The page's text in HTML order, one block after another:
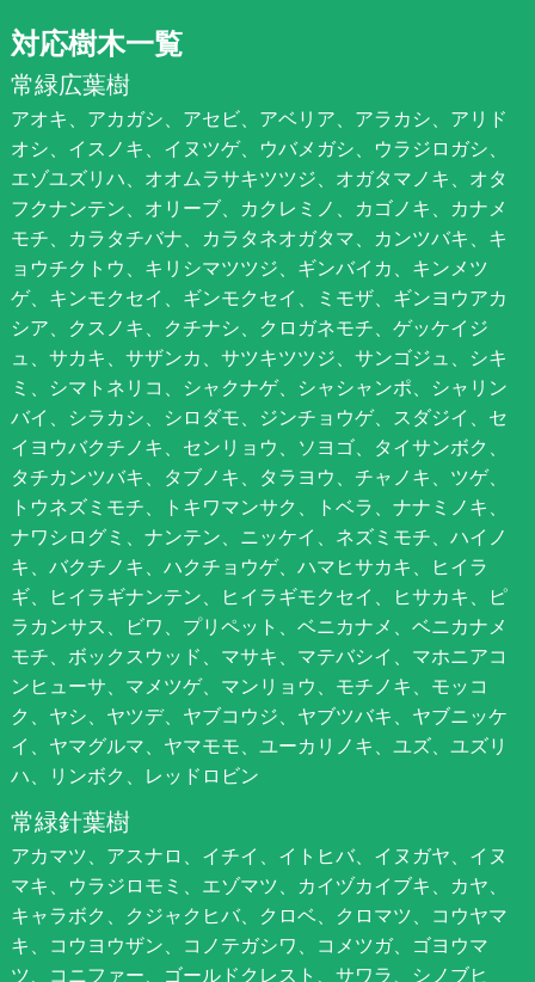
対応樹木一覧
常緑広葉樹
アオキ、アカガシ、アセビ、アベリア、アラカシ、アリド
オシ、イスノキ、イヌツゲ、ウバメガシ、ウラジロガシ、
エゾユズリハ、オオムラサキツツジ、オガタマノキ、オタ
フクナンテン、オリーブ、カクレミノ、カゴノキ、カナメ
モチ、カラタチバナ、カラタネオガタマ、カンツバキ、キ
ョウチクトウ、キリシマツツジ、ギンバイカ、キンメツ
ゲ、キンモクセイ、ギンモクセイ、ミモザ、ギンヨウアカ
シア、クスノキ、クチナシ、クロガネモチ、ゲッケイジ
ュ、サカキ、サザンカ、サツキツツジ、サンゴジュ、シキ
ミ、シマトネリコ、シャクナゲ、シャシャンポ、シャリン
バイ、シラカシ、シロダモ、ジンチョウゲ、スダジイ、セ
イヨウバクチノキ、センリョウ、ソヨゴ、タイサンボク、
タチカンツバキ、タブノキ、タラヨウ、チャノキ、ツゲ、
トウネズミモチ、トキワマンサク、トベラ、ナナミノキ、
ナワシログミ、ナンテン、ニッケイ、ネズミモチ、ハイノ
キ、バクチノキ、ハクチョウゲ、ハマヒサカキ、ヒイラ
ギ、ヒイラギナンテン、ヒイラギモクセイ、ヒサカキ、ピ
ラカンサス、ビワ、プリペット、ベニカナメ、ベニカナメ
モチ、ボックスウッド、マサキ、マテバシイ、マホニアコ
ンヒューサ、マメツゲ、マンリョウ、モチノキ、モッコ
ク、ヤシ、ヤツデ、ヤブコウジ、ヤブツバキ、ヤブニッケ
イ、ヤマグルマ、ヤマモモ、ユーカリノキ、ユズ、ユズリ
ハ、リンボク、レッドロビン
常緑針葉樹
アカマツ、アスナロ、イチイ、イトヒバ、イヌガヤ、イヌ
マキ、ウラジロモミ、エゾマツ、カイヅカイブキ、カヤ、
キャラボク、クジャクヒバ、クロベ、クロマツ、コウヤマ
キ、コウヨウザン、コノテガシワ、コメツガ、ゴヨウマ
ツ、コニファー、ゴールドクレスト、サワラ、シノブヒ